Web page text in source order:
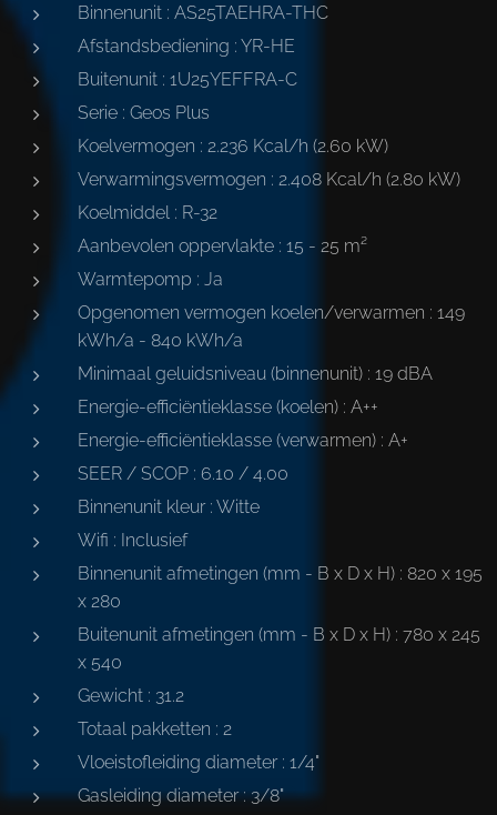
Binnenunit : AS25TAEHRA-THC
Afstandsbediening : YR-HE
Buitenunit : 1U25YEFFRA-C
Serie : Geos Plus
Koelvermogen : 2.236 Kcal/h (2.60 kW)
Verwarmingsvermogen : 2.408 Kcal/h (2.80 kW)
Koelmiddel : R-32
Aanbevolen oppervlakte : 15 - 25 m²
Warmtepomp : Ja
Opgenomen vermogen koelen/verwarmen : 149
kWh/a - 840 kWh/a
Minimaal geluidsniveau (binnenunit) : 19 dBA
Energie-efficiëntieklasse (koelen) : A++
Energie-efficiëntieklasse (verwarmen) : A+
SEER / SCOP : 6.10 / 4.00
Binnenunit kleur : Witte
Wifi : Inclusief
Binnenunit afmetingen (mm - B x D x H) : 820 x 195
x 280
Buitenunit afmetingen (mm - B x D x H) : 780 x 245
x 540
Gewicht : 31.2
Totaal pakketten : 2
Vloeistofleiding diameter : 1/4"
Gasleiding diameter : 3/8"